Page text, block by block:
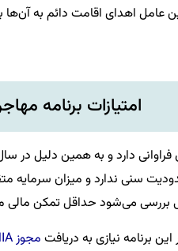
عامل اهدای اقامت دائم به آن‌ها
امتیازات برنامه
فراوانی دارد و به همین دلیل
سنی ندارد و میزان سرمایه
می‌شود حداقل تمکن مالی
این برنامه نیازی به دریافت مجوز LMIA کانادا